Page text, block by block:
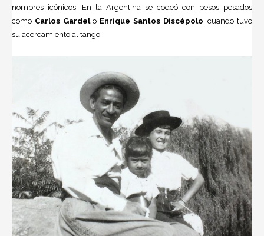
nombres icónicos. En la Argentina se codeó con pesos pesados
como Carlos Gardelo Enrique Santos Discépolo , cuando tuvo
su acercamiento al tango.